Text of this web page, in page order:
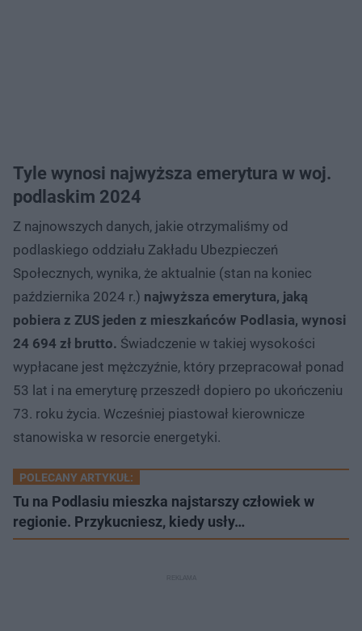
Tyle wynosi najwyższa emerytura w woj.
podlaskim 2024
Z najnowszych danych, jakie otrzymaliśmy od
podlaskiego oddziału Zakładu Ubezpieczeń
Społecznych, wynika, że aktualnie (stan na koniec
października 2024 r.) najwyższa emerytura, jaką
pobiera z ZUS jeden z mieszkańców Podlasia, wynosi
24 694 zł brutto. Świadczenie w takiej wysokości
wypłacane jest mężczyźnie, który przepracował ponad
53 lat i na emeryturę przeszedł dopiero po ukończeniu
73. roku życia. Wcześniej piastował kierownicze
stanowiska w resorcie energetyki.
POLECANY ARTYKUŁ:
Tu na Podlasiu mieszka najstarszy człowiek w
regionie. Przykucniesz, kiedy usły…